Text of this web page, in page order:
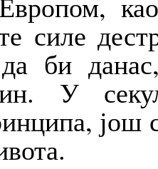
силе
би
У
још